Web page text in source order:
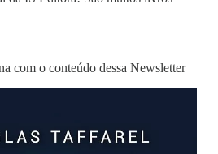
com o conteúdo dessa Newsletter